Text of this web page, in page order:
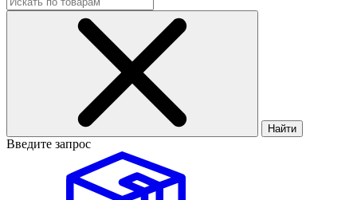
Найти
Введите запрос